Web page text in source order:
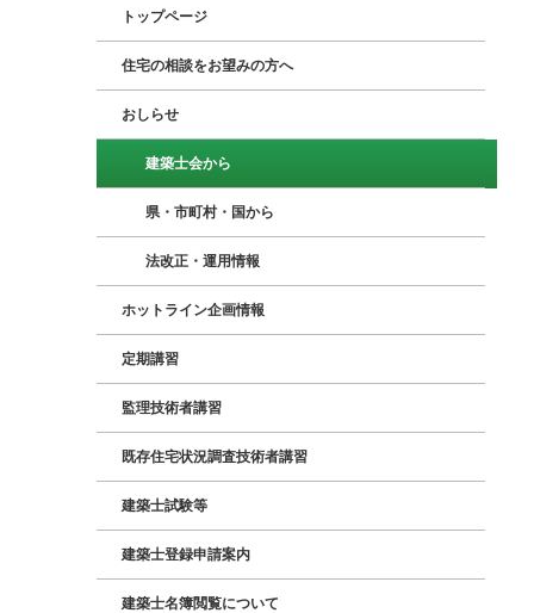
トップページ
住宅の相談をお望みの方へ
おしらせ
建築士会から
県・市町村・国から
法改正・運用情報
ホットライン企画情報
定期講習
監理技術者講習
既存住宅状況調査技術者講習
建築士試験等
建築士登録申請案内
建築士名簿閲覧について